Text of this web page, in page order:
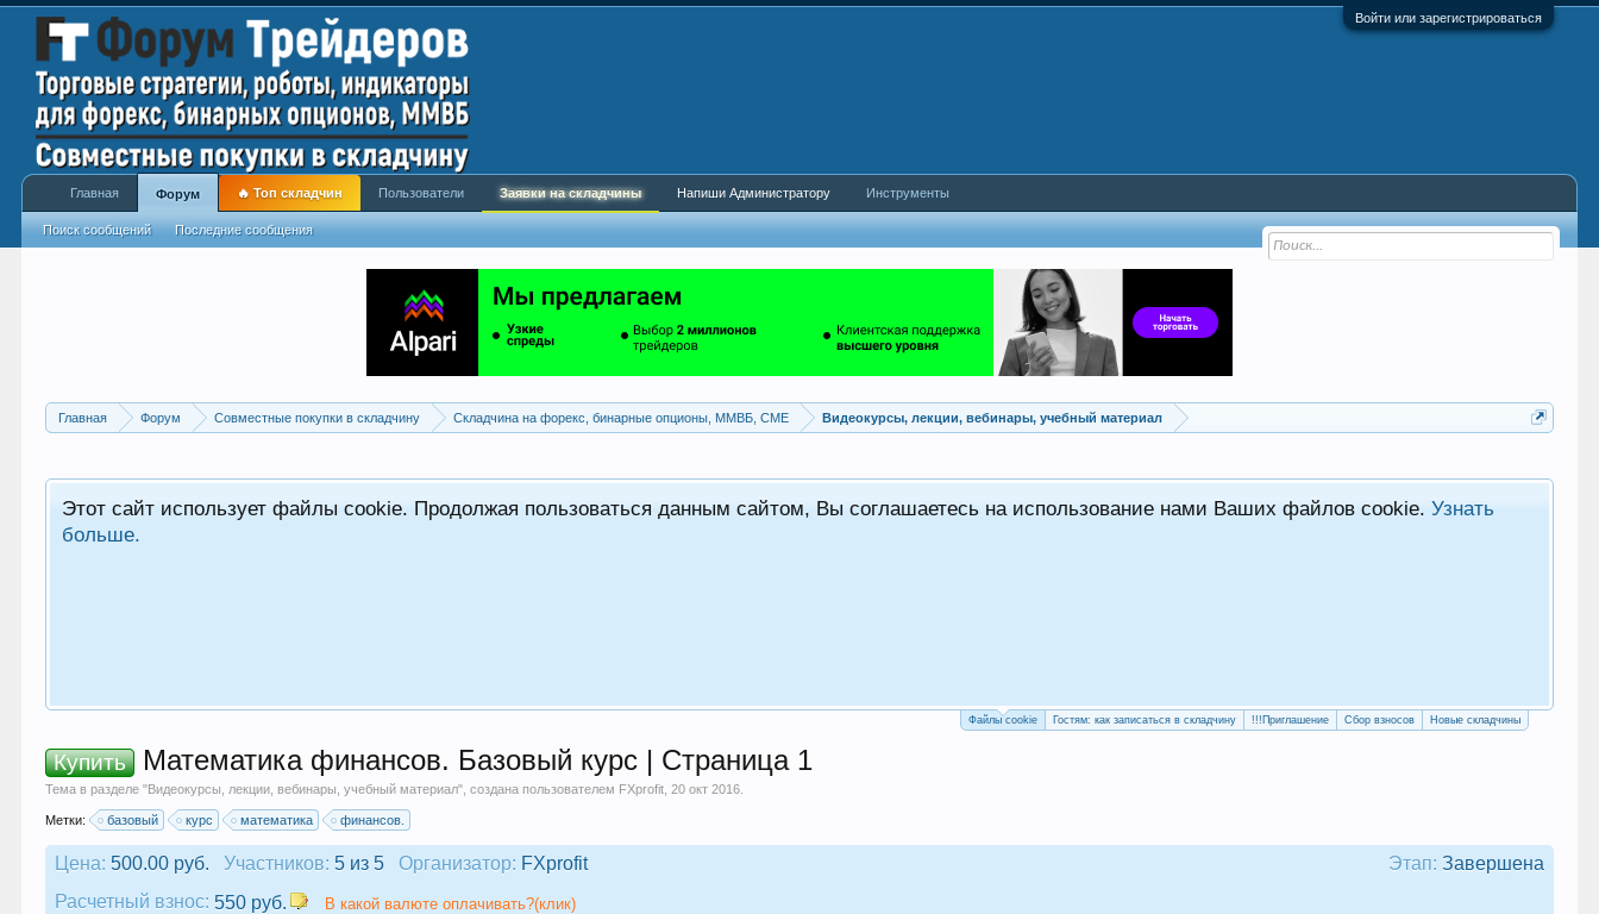
Войти или зарегистрироваться
Главная Форум Совместные покупки в складчину Складчина на форекс, бинарные опционы, ММВБ, CME Видеокурсы, лекции, вебинары, учебный материал
Этот сайт использует файлы cookie. Продолжая пользоваться данным сайтом, Вы соглашаетесь на использование нами Ваших файлов cookie.Узнать
больше.
Файлы cookie Гостям: как записаться в складчину !!!Приглашение Сбор взносов Новые складчины
Купить Математика финансов. Базовый курс | Страница 1
Тема в разделе "Видеокурсы, лекции, вебинары, учебный материал", создана пользователем FXprofit ,20 окт 2016
Метки: базовый курс математика финансов.
Этап: Завершена
Цена: 500.00 руб. Участников: 5 из 5 Организатор: FXprofit
Расчетный взнос: 550 руб. В какой валюте оплачивать?(клик)
Главная Форум
Поиск сообщений Последние сообщения
🔥 Топ складчин Пользователи Заявки на складчины Напиши Администратору Инструменты